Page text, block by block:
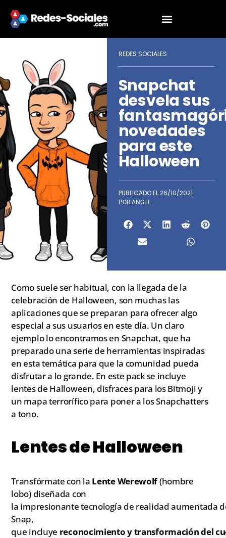
REDES SOCIALES
Snapchat
desvela sus
novedades
para este
Halloween
PUBLICADO EL26/10/2021
POR ANGEL
Como suele ser habitual, con la llegada de la
celebración de Halloween, son muchas las
aplicaciones que se preparan para ofrecer algo
especial a sus usuarios en este día. Un claro
ejemplo lo encontramos en Snapchat, que ha
preparado una serie de herramientas inspiradas
en esta temática para que la comunidad pueda
disfrutar a lo grande. En este pack se incluye
lentes de Halloween, disfraces para los Bitmoji y
un mapa terrorífico para poner a los Snapchatters
a tono.
Lentes de Halloween
Transfórmate con la Lente Werewolf(hombre
lobo) diseñada con
la impresionante tecnología de realidad aumentada
Snap,
que incluye reconocimiento y transformación del